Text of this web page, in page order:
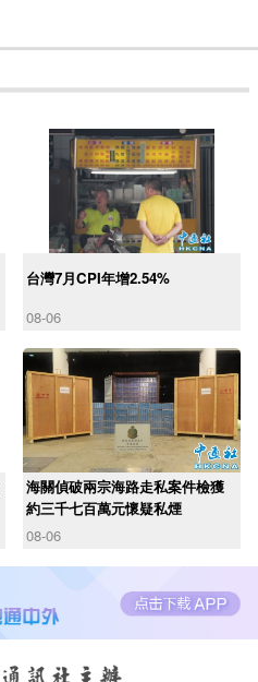
台灣7月CPI年增2.54%
08-06
海關偵破兩宗海路走私案件檢獲
約三千七百萬元懷疑私煙
08-06